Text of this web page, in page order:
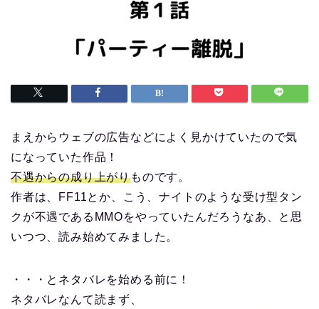
まえからウェブの広告などによく見かけていたので気
になっていた作品！
不遇からの成り上がりものです。
作者は、FF11とか、こう、ナイトのような受け型タン
クが不遇であるMMOをやっていたんだろうなあ、と思
いつつ、読み始めてみました。
・・・とネタバレを始める前に！
ネタバレなんて読まず、